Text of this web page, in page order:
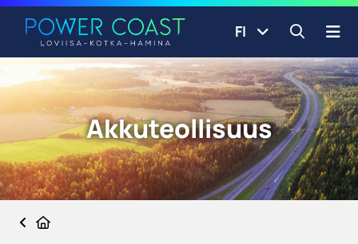
Siirry sisältöön
FI Avaa
Akkuteollisuus